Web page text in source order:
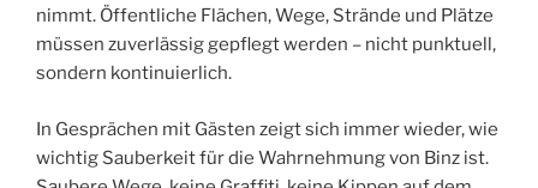
nimmt. Öffentliche Flächen, Wege, Strände und Plätze
müssen zuverlässig gepflegt werden – nicht punktuell,
sondern kontinuierlich.
In Gesprächen mit Gästen zeigt sich immer wieder, wie
wichtig Sauberkeit für die Wahrnehmung von Binz ist.